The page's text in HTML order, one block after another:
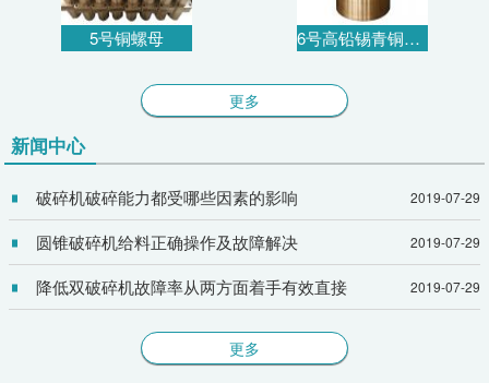
5号铜螺母 6号高铅锡青铜衬套
更多
新闻中心
破碎机破碎能力都受哪些因素的影响 2019-07-29
圆锥破碎机给料正确操作及故障解决 2019-07-29
降低双破碎机故障率从两方面着手有效直接 2019-07-29
更多